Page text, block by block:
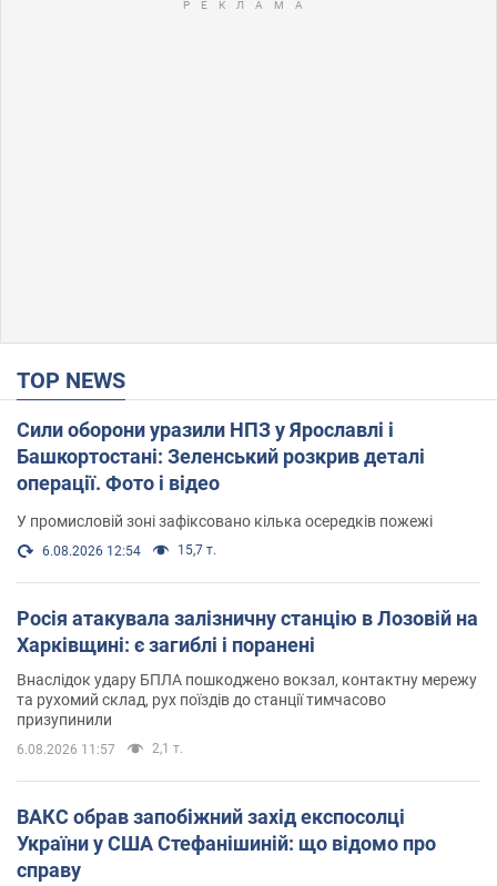
TOP NEWS
Сили оборони уразили НПЗ у Ярославлі і
Башкортостані: Зеленський розкрив деталі
операції. Фото і відео
У промисловій зоні зафіксовано кілька осередків пожежі
6.08.2026 12:54 15,7 т.
Росія атакувала залізничну станцію в Лозовій на
Харківщині: є загиблі і поранені
Внаслідок удару БПЛА пошкоджено вокзал, контактну мережу
та рухомий склад, рух поїздів до станції тимчасово
призупинили
6.08.2026 11:57 2,1 т.
ВАКС обрав запобіжний захід експосолці
України у США Стефанішиній: що відомо про
справу